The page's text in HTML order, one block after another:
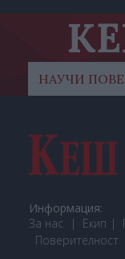
НАУЧИ
Информация:
За нас
Екип
Поверителност